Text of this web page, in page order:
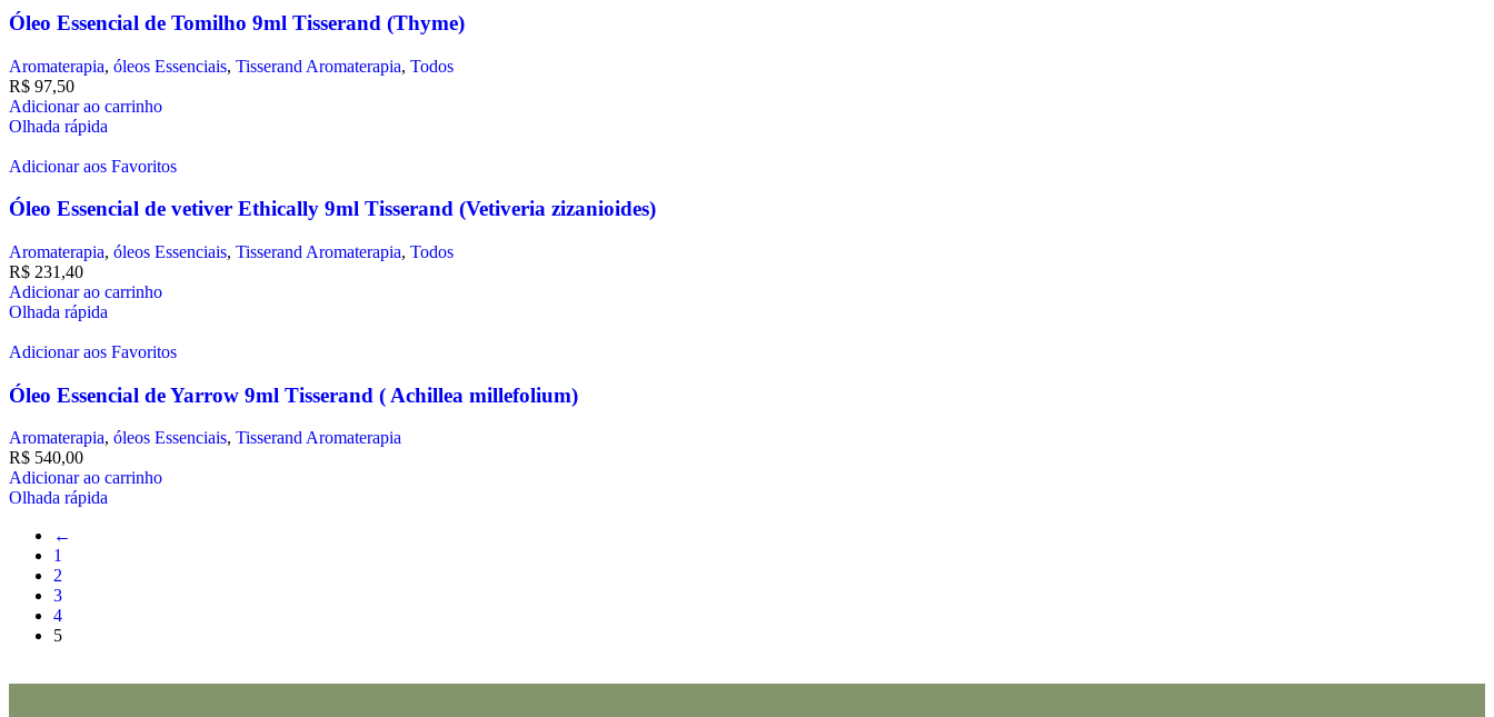
Óleo Essencial de Tomilho 9ml Tisserand (Thyme)
Aromaterapia, óleos Essenciais, Tisserand Aromaterapia, Todos
R$ 97,50
Adicionar ao carrinho
Olhada rápida
Adicionar aos Favoritos
Óleo Essencial de vetiver Ethically 9ml Tisserand (Vetiveria zizanioides)
Aromaterapia, óleos Essenciais, Tisserand Aromaterapia, Todos
R$ 231,40
Adicionar ao carrinho
Olhada rápida
Adicionar aos Favoritos
Óleo Essencial de Yarrow 9ml Tisserand ( Achillea millefolium)
Aromaterapia, óleos Essenciais, Tisserand Aromaterapia
R$ 540,00
Adicionar ao carrinho
Olhada rápida
←
1
2
3
4
5